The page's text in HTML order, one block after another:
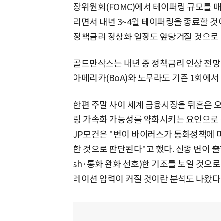
장위원회(FOMC)에서 테이퍼링 규모를
리면서 내년 3~4월 테이퍼링을 종료할
정책금리 정상화 일정도 앞당겨질 것으로
골드만삭스는 내년 중 정책금리 인상 전
아메리카(BoA)와 노무라도 기존 1회에
한편 주말 사이 세계 금융시장을 뒤흔은
링 가속화 가능성를 약화시키는 요인으
JP모건은 "변이 바이러스가 통화정책에
한 것으로 판단된다"고 했다. 신종 변이
sh·통화 완화 선호)한 기조를 보일 것으
레이션 압력이 커질 것이란 분석도 나왔